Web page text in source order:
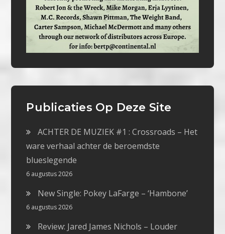
Publicaties Op Deze Site
ACHTER DE MUZIEK #1 : Crossroads – Het
ware verhaal achter de beroemdste
blueslegende
6 augustus 2026
New Single: Pokey LaFarge – ‘Hambone’
6 augustus 2026
Review: Jared James Nichols – Louder